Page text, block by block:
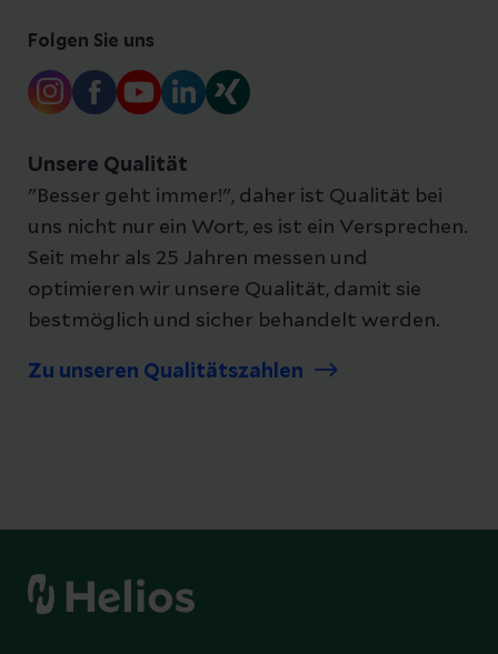
Folgen Sie uns
Unsere Qualität
"Besser geht immer!", daher ist Qualität bei
uns nicht nur ein Wort, es ist ein Versprechen.
Seit mehr als 25 Jahren messen und
optimieren wir unsere Qualität, damit sie
bestmöglich und sicher behandelt werden.
Zu unseren Qualitätszahlen